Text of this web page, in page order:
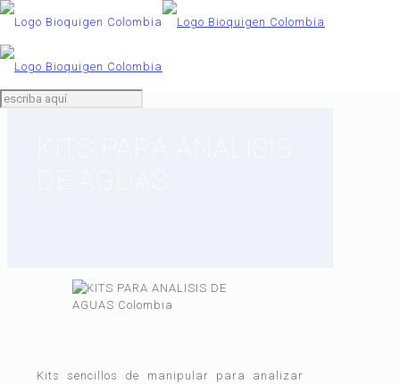
Kits sencillos de manipular para analizar